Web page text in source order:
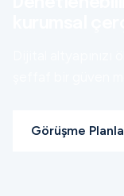
Görüşme Planla